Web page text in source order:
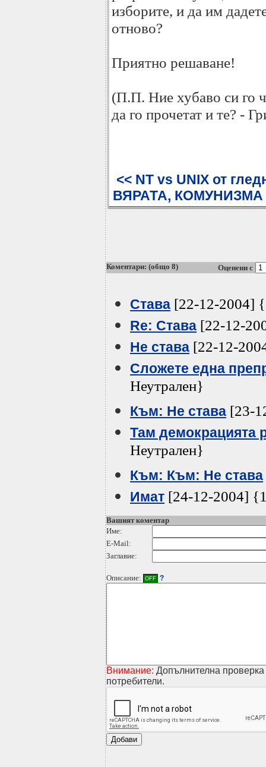
изборите, и да им
отново?
Приятно решаване!
(П.П. Ние хубаво си го
да го прочетат и те? -
<< NT vs UNIX от
ВЯРАТА,
Коментари: (общо 8) Оценени с
Става [22-12-2004]
Re: Става [22-12-
Не става [22-12-
Сложете една
Неутрален}
Към: Не става [23-
Там демокрацията
Неутрален}
Към: Към: Не става
Имат [24-12-2004]
Вашият коментар
Име:
E-Mail:
Заглавие:
Описание: OFF ?
Внимание: Допълнителна
потребители.